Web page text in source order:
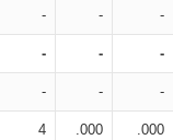
- - -
- - -
- - -
4 .000 .000